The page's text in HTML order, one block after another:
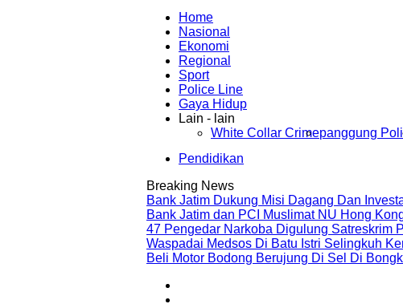
Home
Nasional
Ekonomi
Regional
Sport
Police Line
Gaya Hidup
Lain - lain
White Collar Crimepanggung
Pendidikan
Breaking News
Bank Jatim Dukung Misi Dagang Dan
Bank Jatim dan PCI Muslimat NU Hong
47 Pengedar Narkoba Digulung Satreskrim
Waspadai Medsos Di Batu Istri Selingkuh
Beli Motor Bodong Berujung Di Sel Di